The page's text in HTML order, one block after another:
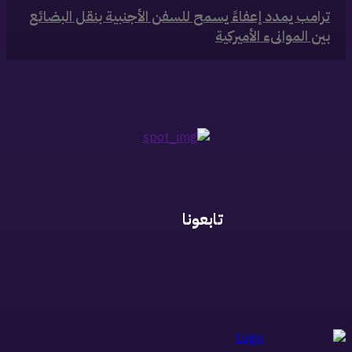
‏ترامب يمدد إعفاءً يسمح للسفن الأجنبية بنقل البضائع
بين الموانىء الأميركية
تابعونا